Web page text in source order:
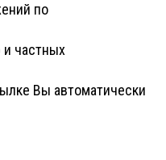
по
частных
Вы автоматически